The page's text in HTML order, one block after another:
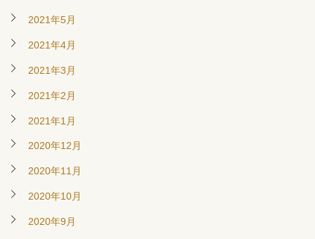
2021年5月
2021年4月
2021年3月
2021年2月
2021年1月
2020年12月
2020年11月
2020年10月
2020年9月